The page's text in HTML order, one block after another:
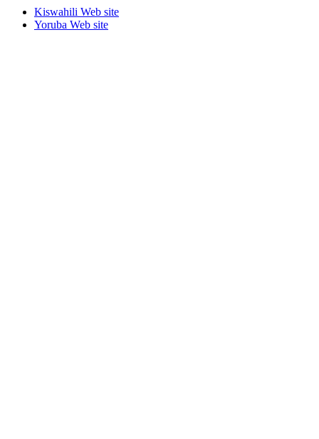
Kiswahili Web site
Yoruba Web site